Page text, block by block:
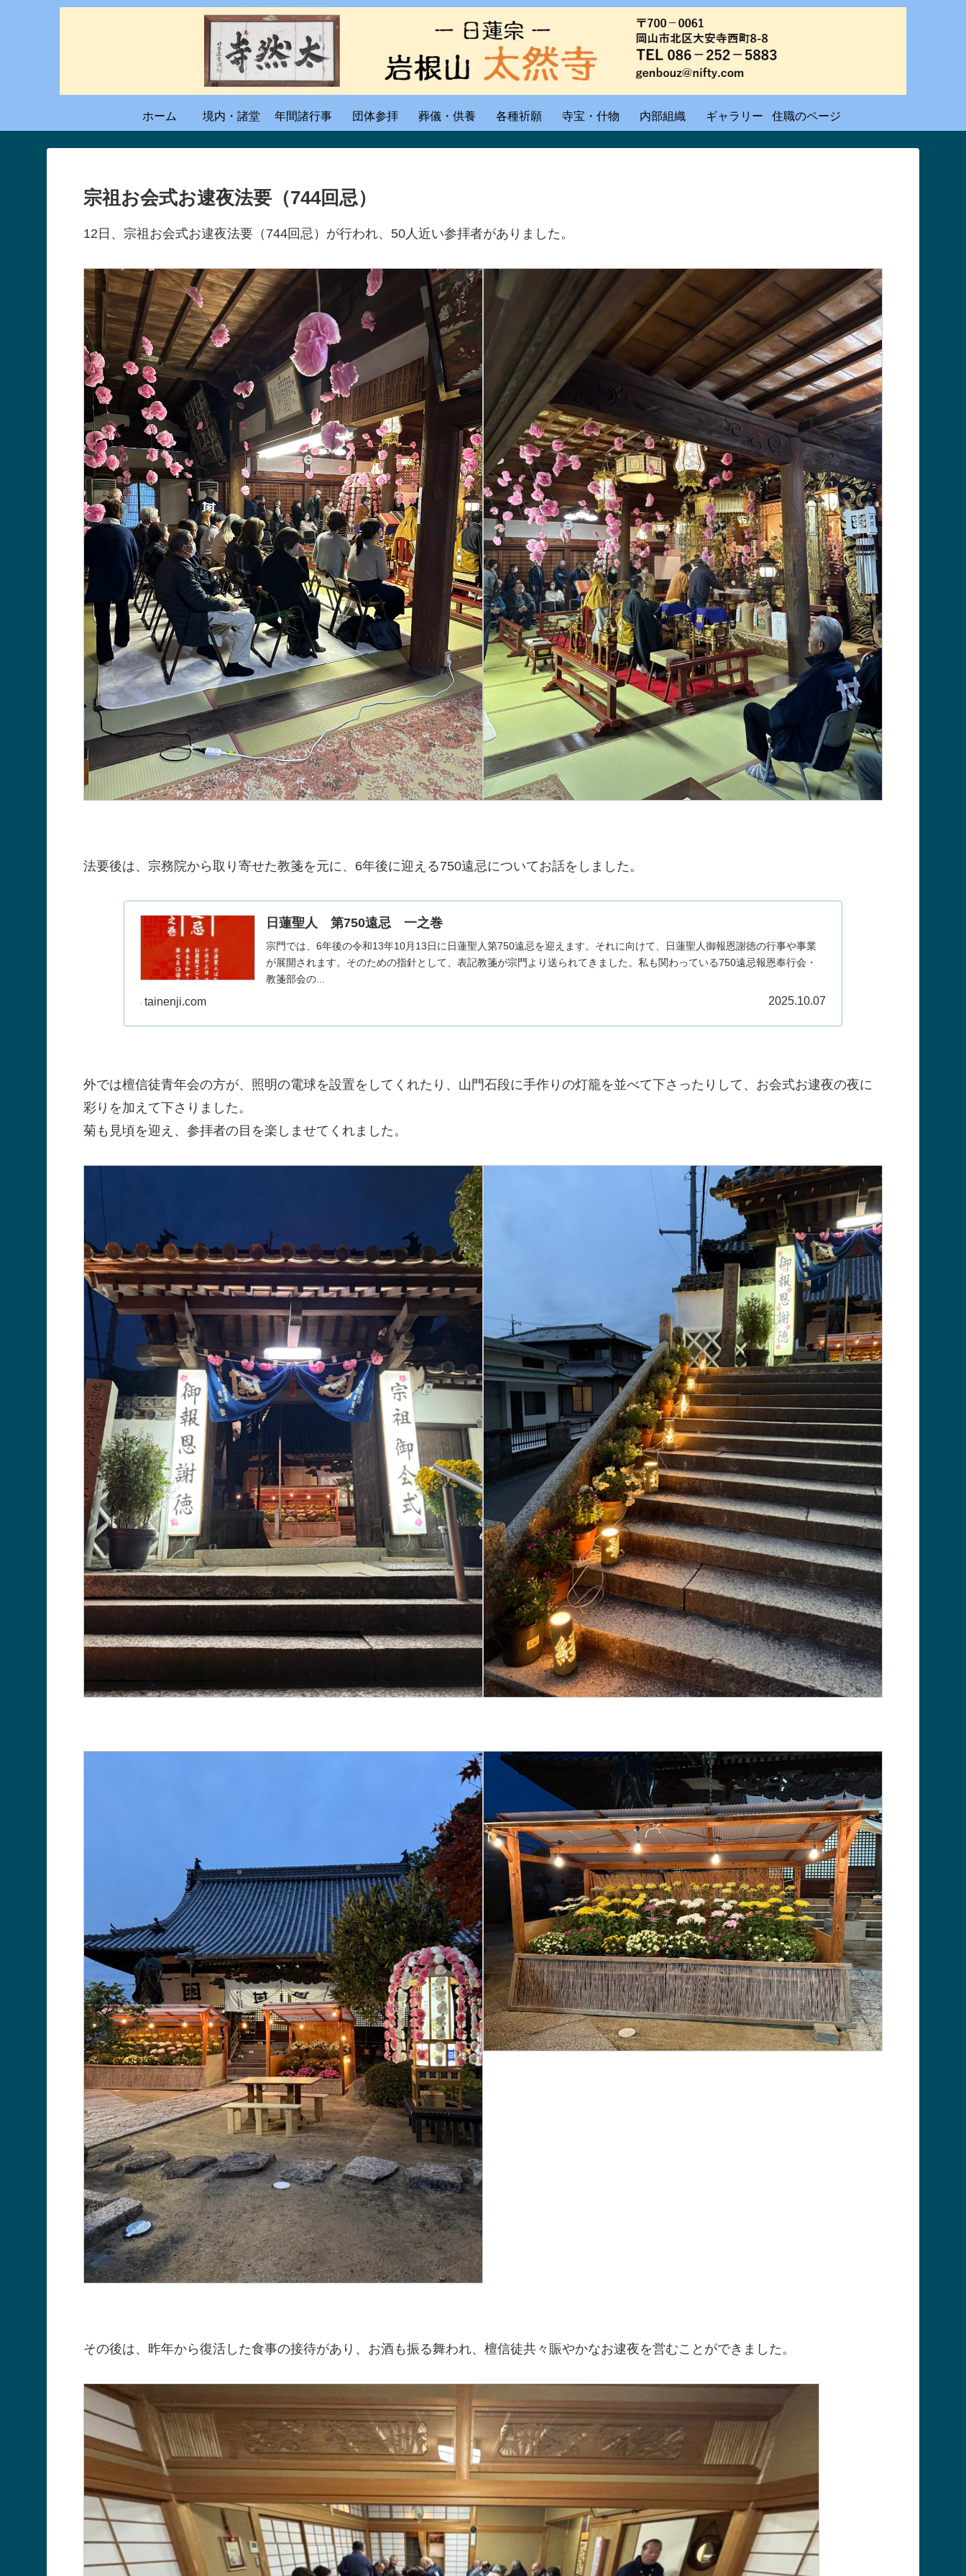
ホーム 境内・諸堂 年間諸行事 団体参拝 葬儀・供養 各種祈願 寺宝・什物 内部組織 ギャラリー 住職のページ
宗祖お会式お逮夜法要（744回忌）
12日、宗祖お会式お逮夜法要（744回忌）が行われ、50人近い参拝者がありました。
法要後は、宗務院から取り寄せた教箋を元に、6年後に迎える750遠忌についてお話をしました。
日蓮聖人 第750遠忌 一之巻
宗門では、6年後の令和13年10月13日に日蓮聖人第750遠忌を迎えます。それに向けて、日蓮聖人御報恩謝徳の行事や事業
が展開されます。そのための指針として、表記教箋が宗門より送られてきました。私も関わっている750遠忌報恩奉行会・
教箋部会の...
tainenji.com 2025.10.07
外では檀信徒青年会の方が、照明の電球を設置をしてくれたり、山門石段に手作りの灯籠を並べて下さったりして、お会式お逮夜の夜に
彩りを加えて下さりました。
菊も見頃を迎え、参拝者の目を楽しませてくれました。
その後は、昨年から復活した食事の接待があり、お酒も振る舞われ、檀信徒共々賑やかなお逮夜を営むことができました。